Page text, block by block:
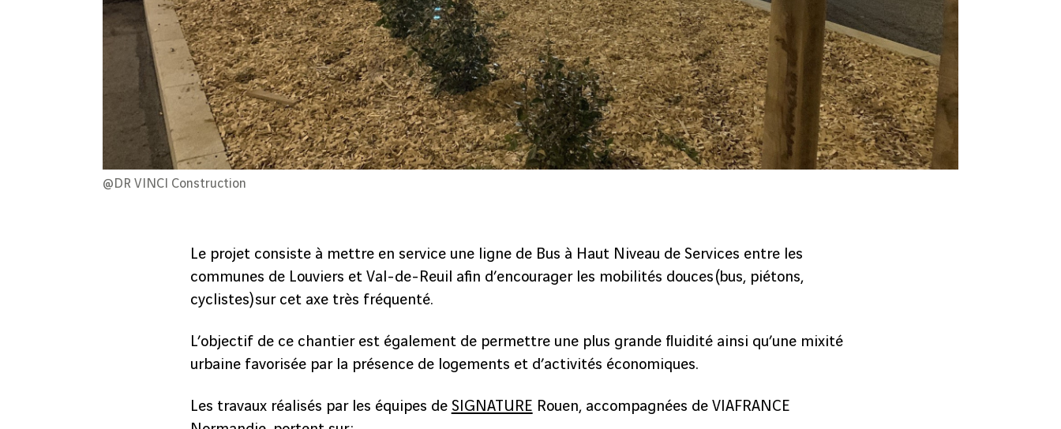
@DR VINCI Construction
Le projet consiste à mettre en service une ligne de Bus à Haut Niveau de Services entre les
communes de Louviers et Val-de-Reuil afin d’encourager les mobilités douces (bus, piétons,
cyclistes) sur cet axe très fréquenté.
L’objectif de ce chantier est également de permettre une plus grande fluidité ainsi qu’une mixité
urbaine favorisée par la présence de logements et d’activités économiques.
Les travaux réalisés par les équipes de SIGNATURE Rouen, accompagnées de VIAFRANCE